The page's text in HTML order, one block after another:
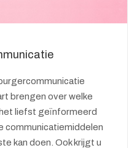
brengen over welke
liefst geïnformeerd
communicatiemiddelen
kan doen. Ook krijgt u